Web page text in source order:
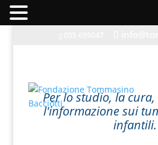
In caso di mancata risposta agli
mail a info@tommasino.org o
dalle 9 alle 13
Per lo studio, la
l'informazione sui
infantili.